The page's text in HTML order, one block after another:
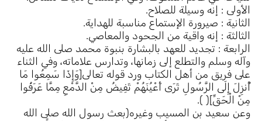
الأولى : إنه وسيلة للصلاح.
الثانية : صيرورة الإستماع مناسبة للهداية.
الثالثة : إنه واقية من الجحود والمعاصي.
الرابعة : تجديد للعهد بالبشارة بنبوة محمد صلى الله عليه
وآله وسلم والتطلع إلى زمانها، وتدارس علاماته، وفي الثناء
على فريق من أهل الكتاب ورد قوله تعالى[وَإِذَا سَمِعُوا مَا
أُنزِلَ إِلَى الرَّسُولِ تَرَى أَعْيُنَهُمْ تَفِيضُ مِنْ الدَّمْعِ مِمَّا عَرَفُوا
مِنْ الْحَقِّ]( ).
وعن سعيد بن المسيب وغيره(بعث رسول الله صلى الله